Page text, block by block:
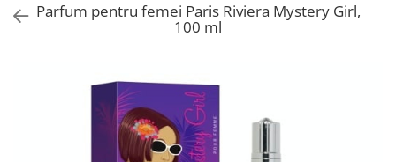
Parfum Femei
Parfum pentru femei Paris Riviera Mystery Girl,
100 ml